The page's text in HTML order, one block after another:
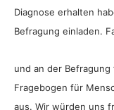
Diagnose erhalten
Befragung einladen.
und an der
Fragebogen für
aus. Wir würden uns